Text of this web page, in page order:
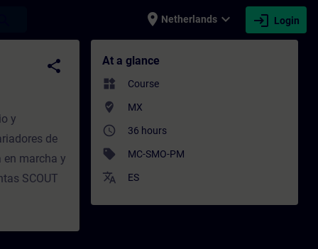
place Netherlands expand_more login Login
- Professional development | SITRAIN
share
y
de
en marcha y
SCOUT
At a glance
widgets Course
where_to_vote MX
access_time 36 hours
sell MC-SMO-PM
translate ES